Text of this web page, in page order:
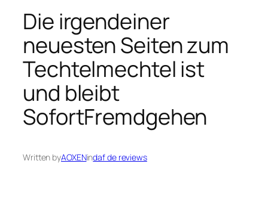
Die irgendeiner
neuesten Seiten zum
Techtelmechtel ist
und bleibt
SofortFremdgehen
Written byAOXENindaf de reviews